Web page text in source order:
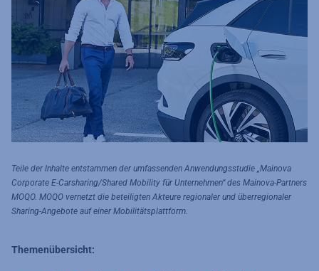
Teile der Inhalte entstammen der umfassenden Anwendungsstudie „Mainova
Corporate E-Carsharing/Shared Mobility für Unternehmen“ des Mainova-Partners
MOQO. MOQO vernetzt die beteiligten Akteure regionaler und überregionaler
Sharing-Angebote auf einer Mobilitätsplattform.
Themenübersicht: